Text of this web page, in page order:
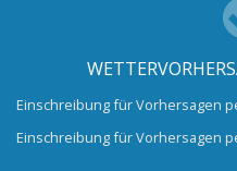
Einschreibung für Vorhersagen
Einschreibung für Vorhersagen